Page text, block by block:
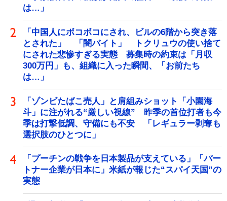
は…」
「中国人にボコボコにされ、ビルの6階から突き落
とされた」 「闇バイト」 トクリュウの使い捨て
にされた悲惨すぎる実態 募集時の約束は「月収
300万円」も、組織に入った瞬間、「お前たち
は…」
「ゾンビたばこ売人」と肩組みショット「小園海
斗」に注がれる“厳しい視線” 昨季の首位打者も今
季は打撃低調、守備にも不安 「レギュラー剥奪も
選択肢のひとつに」
「プーチンの戦争を日本製品が支えている」「パー
トナー企業が日本に」米紙が報じた“スパイ天国”の
実態